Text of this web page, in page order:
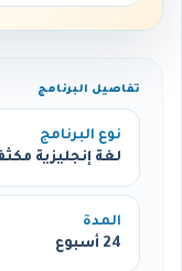
تفاصيل البرنامج
نوع البرنامج
لغة إنجليزية
المدة
24 أسبوع